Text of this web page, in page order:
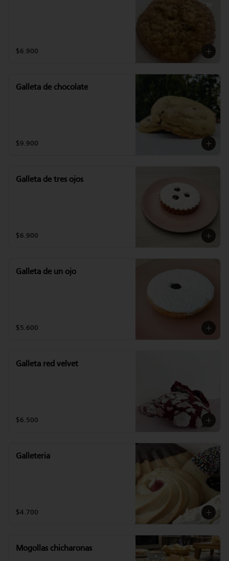
$6.900
Galleta de chocolate
$9.900
Galleta de tres ojos
$6.900
Galleta de un ojo
$5.600
Galleta red velvet
$6.500
Galleteria
$4.700
Mogollas chicharonas